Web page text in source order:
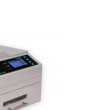
mm/min. Na LCD displeji
podľa ktorých bude
definuje rôzne fázy
pretavovanie alebo
chladiaca zóna s tromi 11
Na displeji sa krivka reflow
pásu sa riadi nezávisle od